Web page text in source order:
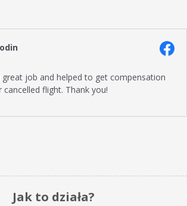
great job and helped to get compensation
flight. Thank you!
Jak to działa?